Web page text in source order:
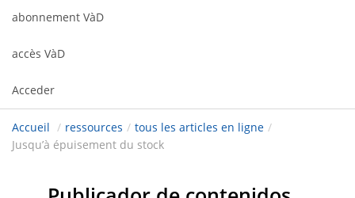
abonnement VàD
accès VàD
Acceder
Accueil / ressources / tous les articles en ligne /
Jusqu’à épuisement du stock